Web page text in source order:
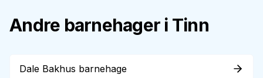
Andre barnehager i Tinn
Dale Bakhus barnehage